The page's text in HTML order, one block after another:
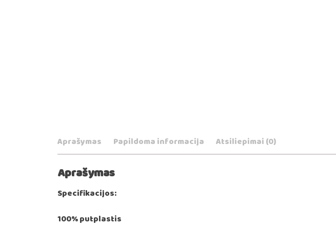
Aprašymas Papildoma informacija Atsiliepimai (0)
Aprašymas
Specifikacijos:
100% putplastis